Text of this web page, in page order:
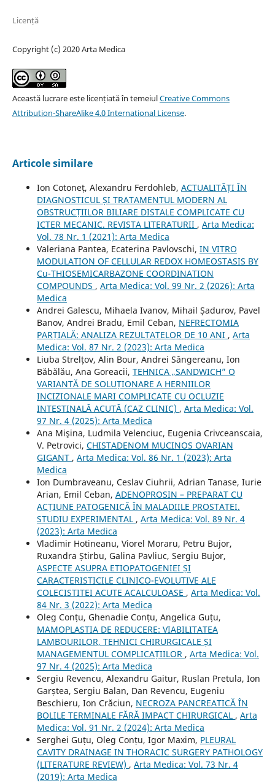
Licență
Copyright (c) 2020 Arta Medica
Această lucrare este licențiată în temeiulCreative Commons
Attribution-ShareAlike 4.0 International License.
Articole similare
Ion Cotoneț, Alexandru Ferdohleb, ACTUALITĂȚI ÎN
DIAGNOSTICUL ȘI TRATAMENTUL MODERN AL
OBSTRUCȚIILOR BILIARE DISTALE COMPLICATE CU
ICTER MECANIC. REVISTA LITERATURII , Arta Medica:
Vol. 78 Nr. 1 (2021): Arta Medica
Valeriana Pantea, Ecaterina Pavlovschi, IN VITRO
MODULATION OF CELLULAR REDOX HOMEOSTASIS BY
Cu-THIOSEMICARBAZONE COORDINATION
COMPOUNDS , Arta Medica: Vol. 99 Nr. 2 (2026): Arta
Medica
Andrei Galescu, Mihaela Ivanov, Mihail Șadurov, Pavel
Banov, Andrei Bradu, Emil Ceban, NEFRECTOMIA
PARȚIALĂ: ANALIZA REZULTATELOR DE 10 ANI , Arta
Medica: Vol. 87 Nr. 2 (2023): Arta Medica
Liuba Strelțov, Alin Bour, Andrei Sângereanu, Ion
Băbălău, Ana Goreacii, TEHNICA „SANDWICH” O
VARIANTĂ DE SOLUȚIONARE A HERNIILOR
INCIZIONALE MARI COMPLICATE CU OCLUZIE
INTESTINALĂ ACUTĂ (CAZ CLINIC) , Arta Medica: Vol.
97 Nr. 4 (2025): Arta Medica
Ana Mişina, Ludmila Velenciuc, Eugenia Crivceanscaia,
V. Petrovici, CHISTADENOM MUCINOS OVARIAN
GIGANT , Arta Medica: Vol. 86 Nr. 1 (2023): Arta
Medica
Ion Dumbraveanu, Ceslav Ciuhrii, Adrian Tanase, Iurie
Arian, Emil Ceban, ADENOPROSIN – PREPARAT CU
ACȚIUNE PATOGENICĂ ÎN MALADIILE PROSTATEI.
STUDIU EXPERIMENTAL , Arta Medica: Vol. 89 Nr. 4
(2023): Arta Medica
Vladimir Hotineanu, Viorel Moraru, Petru Bujor,
Ruxandra Știrbu, Galina Pavliuc, Sergiu Bujor,
ASPECTE ASUPRA ETIOPATOGENIEI ȘI
CARACTERISTICILE CLINICO-EVOLUTIVE ALE
COLECISTITEI ACUTE ACALCULOASE , Arta Medica: Vol.
84 Nr. 3 (2022): Arta Medica
Oleg Conțu, Ghenadie Conțu, Angelica Guțu,
MAMOPLASTIA DE REDUCERE: VIABILITATEA
LAMBOURILOR, TEHNICI CHIRURGICALE ȘI
MANAGEMENTUL COMPLICAȚIILOR , Arta Medica: Vol.
97 Nr. 4 (2025): Arta Medica
Sergiu Revencu, Alexandru Gaitur, Ruslan Pretula, Ion
Garștea, Sergiu Balan, Dan Revencu, Eugeniu
Beschieru, Ion Crăciun, NECROZA PANCREATICĂ ÎN
BOLILE TERMINALE FĂRĂ IMPACT CHIRURGICAL , Arta
Medica: Vol. 91 Nr. 2 (2024): Arta Medica
Serghei Guțu, Oleg Conțu, Igor Maxim, PLEURAL
CAVITY DRAINAGE IN THORACIC SURGERY PATHOLOGY
(LITERATURE REVIEW) , Arta Medica: Vol. 73 Nr. 4
(2019): Arta Medica